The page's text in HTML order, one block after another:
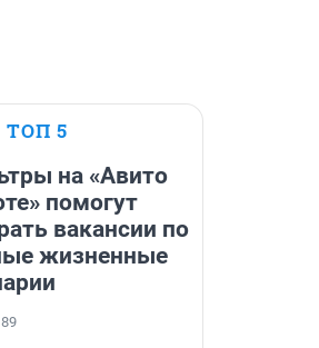
ТОП 5
на «Авито
помогут
вакансии по
жизненные